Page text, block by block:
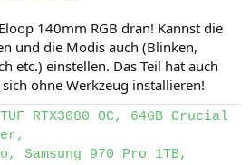
140mm RGB dran! Kannst die
und die Modis auch (Blinken,
etc.) einstellen. Das Teil hat auch
ohne Werkzeug installieren!
RTX3080 OC, 64GB Crucial
Samsung 970 Pro 1TB,